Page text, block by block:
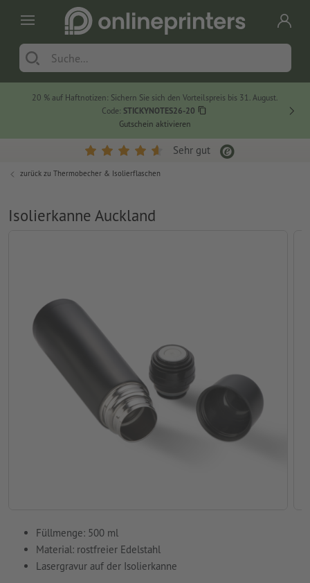
20 % auf Haftnotizen: Sichern Sie sich den Vorteilspreis bis 31. August.
Code: STICKYNOTES26-20
Gutschein aktivieren
Sehr gut
zurück zu Thermobecher & Isolierflaschen
Isolierkanne Auckland
Füllmenge: 500 ml
Material: rostfreier Edelstahl
Lasergravur auf der Isolierkanne